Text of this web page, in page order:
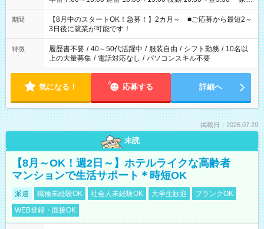
と休みを合わせたい」 「余裕を持って夕飯の準備がしたい」
「できれば残業はしたくない」 など、ご希望を教えてください
ね。 ※Wワーク希望の方へ 今ご覧のお仕事で希望する勤務時間
と、もう1つのお仕事の勤務時間。 合計で週40時間を超える場
合は応募できません。
期間
【8月中のスタートOK！急募！】2カ月～ ■ご応募から最短2～
3日後に就業が可能です！
特徴 履歴書不要 / 40～50代活躍中 / 服装自由 / シフト勤務 / 10名以
上の大量募集 / 電話対応なし / パソコンスキル不要
気になる！ 応募する 詳細へ
掲載日：2026.07.29
未読
【8月～OK！週2日～】ホテルライクな高齢者
マンションで生活サポート＊時短OK
派遣 職種未経験OK 社会人未経験OK 大学生歓迎
ブランクOK
WEB登録・面接OK